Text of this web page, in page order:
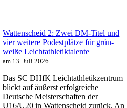
Wattenscheid 2: Zwei DM-Titel und
vier weitere Podestplätze für grün-
weiße Leichtathletiktalente
am 13. Juli 2026
Das SC DHfK Leichtathletikzentrum
blickt auf äußerst erfolgreiche
Deutsche Meisterschaften der
U16/U20 in Wattenscheid zurück. An